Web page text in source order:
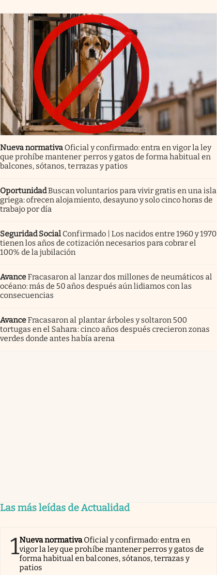
Nueva normativa Oficial y confirmado: entra en vigor la ley
que prohíbe mantener perros y gatos de forma habitual en
balcones, sótanos, terrazas y patios
OportunidadBuscan voluntarios para vivir gratis en una isla
griega: ofrecen alojamiento, desayuno y solo cinco horas de
trabajo por día
Seguridad Social Confirmado | Los nacidos entre 1960 y 1970
tienen los años de cotización necesarios para cobrar el
100% de la jubilación
AvanceFracasaron al lanzar dos millones de neumáticos al
océano: más de 50 años después aún lidiamos con las
consecuencias
AvanceFracasaron al plantar árboles y soltaron 500
tortugas en el Sahara: cinco años después crecieron zonas
verdes donde antes había arena
Las más leídas de Actualidad
1Nueva normativa Oficial y confirmado: entra en
vigor la ley que prohíbe mantener perros y gatos de
forma habitual en balcones, sótanos, terrazas y
patios